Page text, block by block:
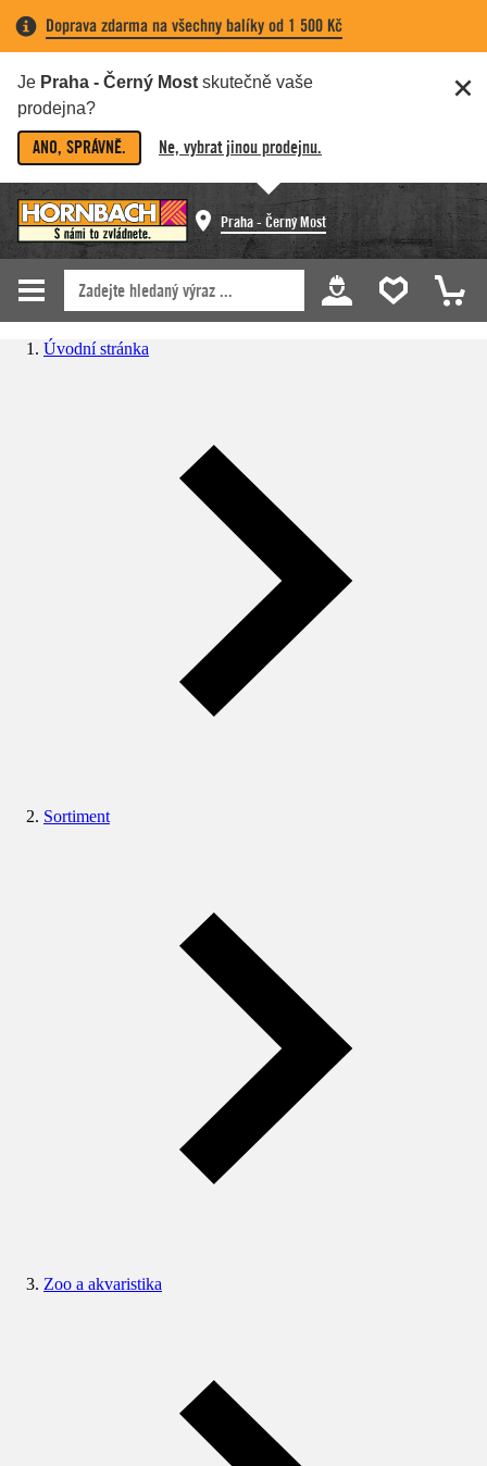
Doprava zdarma na všechny balíky od 1 500 Kč
Je Praha - Černý Most skutečně vaše
prodejna?
ANO, SPRÁVNĚ. Ne, vybrat jinou prodejnu.
Praha - Černý Most
Úvodní stránka
Sortiment
Zoo a akvaristika